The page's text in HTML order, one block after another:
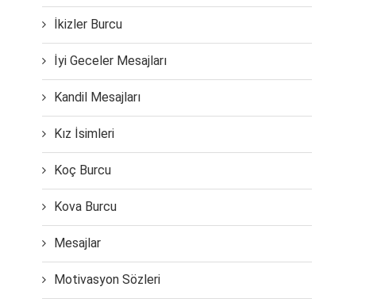
İkizler Burcu
İyi Geceler Mesajları
Kandil Mesajları
Kız İsimleri
Koç Burcu
Kova Burcu
Mesajlar
Motivasyon Sözleri